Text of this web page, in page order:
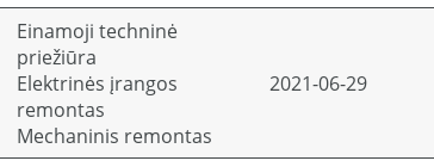
Einamoji techninė
priežiūra
Elektrinės įrangos
remontas
Mechaninis remontas
2021-06-29